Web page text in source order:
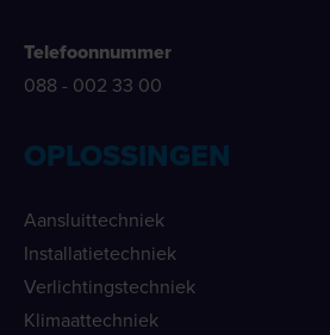
Telefoonnummer
088 - 002 33 00
OPLOSSINGEN
Aansluittechniek
Installatietechniek
Verlichtingstechniek
Klimaattechniek